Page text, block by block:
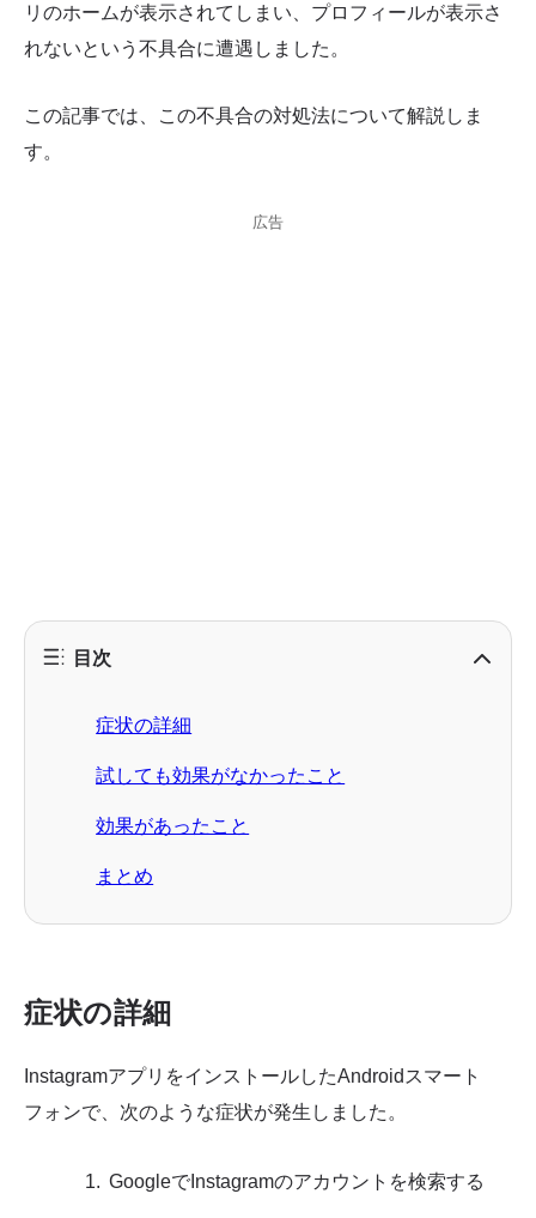
リのホームが表示されてしまい、プロフィールが表示さ
れないという不具合に遭遇しました。
この記事では、この不具合の対処法について解説しま
す。
広告
目次
症状の詳細
試しても効果がなかったこと
効果があったこと
まとめ
症状の詳細
InstagramアプリをインストールしたAndroidスマート
フォンで、次のような症状が発生しました。
GoogleでInstagramのアカウントを検索する